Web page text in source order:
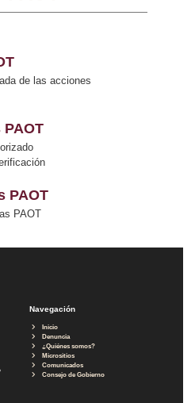
de las acciones
PAOT
PAOT
Navegación
Inicio
Denuncia
¿Quiénes somos?
Micrositios
Comunicados
Consejo de Gobierno